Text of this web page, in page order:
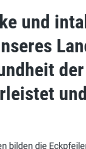
und
bilden die